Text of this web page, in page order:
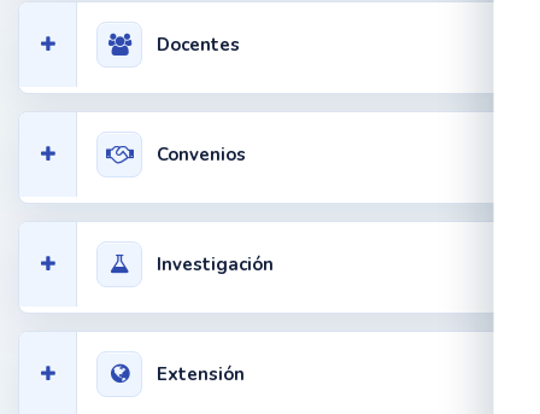
Docentes
Convenios
Investigación
Extensión